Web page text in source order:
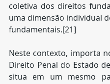
coletiva dos direitos
uma dimensão individual
fundamentais.[21]
Neste contexto, importa
Direito Penal do Estado
situa em um mesmo